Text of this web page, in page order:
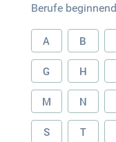
Berufe
A B
G H
M N
S T